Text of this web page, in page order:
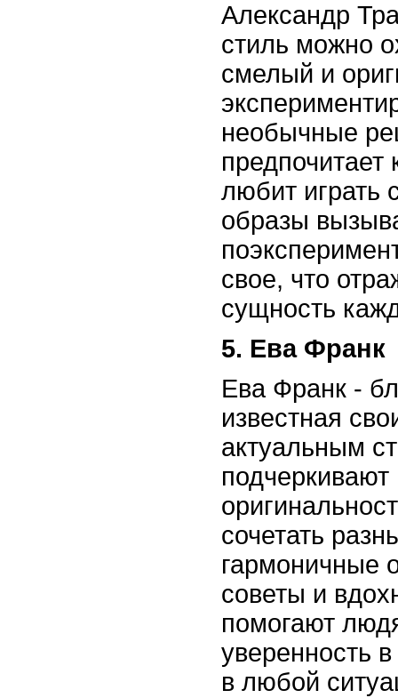
Александр
стиль можно
смелый и
необычные
предпочитает
любит играть
образы
свое, что
сущность
5. Ева Франк
Ева Франк -
известная
актуальным
сочетать
гармоничные
советы и
помогают
уверенность
в любой